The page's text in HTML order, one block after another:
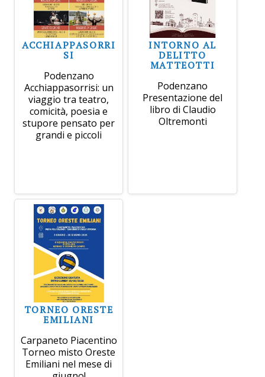
ACCHIAPPASORRI
SI
Podenzano
Acchiappasorrisi: un
viaggio tra teatro,
comicità, poesia e
stupore pensato per
grandi e piccoli
INTORNO AL
DELITTO
MATTEOTTI
Podenzano
Presentazione del
libro di Claudio
Oltremonti
TORNEO ORESTE
EMILIANI
Carpaneto Piacentino
Torneo misto Oreste
Emiliani nel mese di